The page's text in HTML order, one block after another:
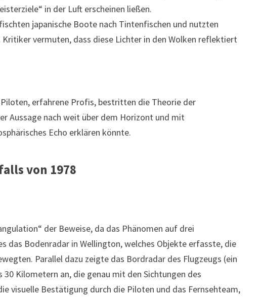
in der Luft erscheinen ließen.
japanische Boote nach Tintenfischen und nutzten
vermuten, dass diese Lichter in den Wolken reflektiert
erfahrene Profis, bestritten die Theorie der
Aussage nach weit über dem Horizont und mit
Echo erklären könnte.
von 1978
der Beweise, da das Phänomen auf drei
das Bodenradar in Wellington, welches Objekte erfasste, die
Parallel dazu zeigte das Bordradar des Flugzeugs (ein
Kilometern an, die genau mit den Sichtungen des
visuelle Bestätigung durch die Piloten und das Fernsehteam,